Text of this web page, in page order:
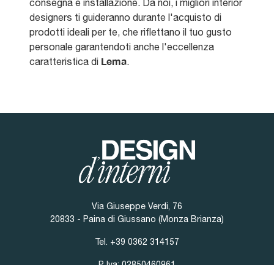
consegna e installazione. Da noi, i migliori interior
designers ti guideranno durante l'acquisto di
prodotti ideali per te, che riflettano il tuo gusto
personale garantendoti anche l'eccellenza
caratteristica di Lema.
Via Giuseppe Verdi, 76
20833 - Paina di Giussano (Monza Brianza)
Tel. +39 0362 314157